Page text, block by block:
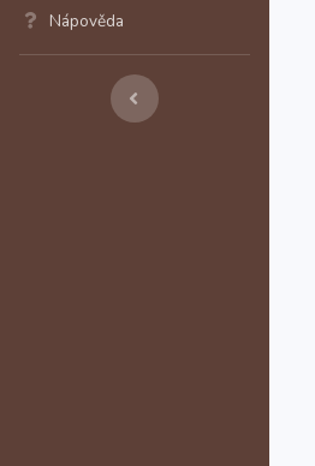
Nápověda